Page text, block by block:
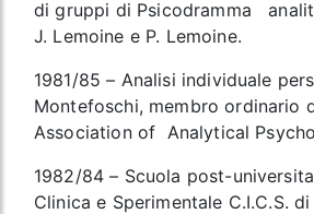
di gruppi di Psicodramma
J. Lemoine e P. Lemoine.
1981/85 – Analisi individuale
Montefoschi, membro ordinario
Association of Analytical
1982/84 – Scuola post-
Clinica e Sperimentale C.I.C.S.